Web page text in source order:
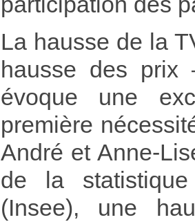
La hausse de la
hausse des prix
évoque une
première
André et Anne-
de la
(Insee), une